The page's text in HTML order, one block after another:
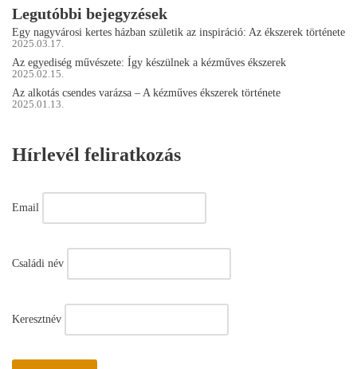
Legutóbbi bejegyzések
Egy nagyvárosi kertes házban születik az inspiráció: Az ékszerek története
2025.03.17.
Az egyediség művészete: Így készülnek a kézműves ékszerek
2025.02.15.
Az alkotás csendes varázsa – A kézműves ékszerek története
2025.01.13.
Hírlevél feliratkozás
Email
Családi név
Keresztnév